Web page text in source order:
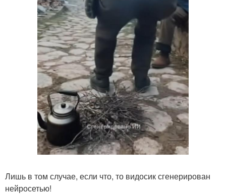
Лишь в том случае, если что, то видосик сгенерирован
нейросетью!